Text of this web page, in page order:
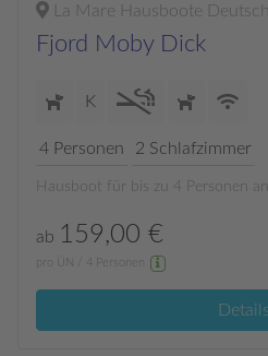
La Mare Hausboote Deutschland,
Fjord Moby Dick
K
4 Personen 2 Schlafzimmer
Hausboot für bis zu 4 Personen
ab 159,00 €
pro ÜN / 4 Personen
Details